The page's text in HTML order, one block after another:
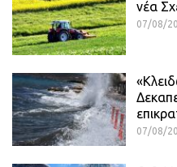
νέα
07/08/
07/08/